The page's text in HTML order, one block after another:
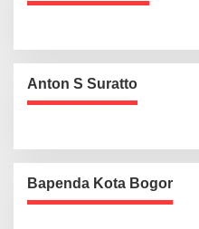
Anton S Suratto
Bapenda Kota Bogor